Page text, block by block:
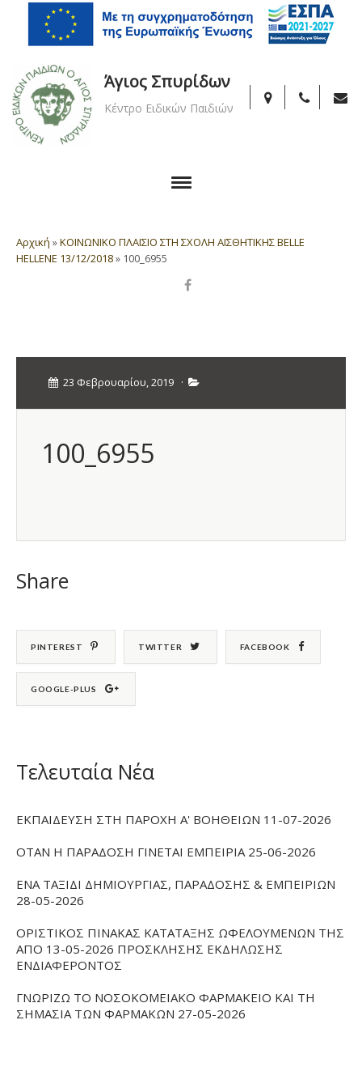
Άγιος Σπυρίδων
Κέντρο Ειδικών Παιδιών
Αρχική »ΚΟΙΝΩΝΙΚΟ ΠΛΑΙΣΙΟ ΣΤΗ ΣΧΟΛΗ ΑΙΣΘΗΤΙΚΗΣ BELLE
HELLENE 13/12/2018» 100_6955
23 Φεβρουαρίου, 2019 ·
100_6955
Share
PINTEREST TWITTER FACEBOOK
GOOGLE-PLUS
Τελευταία Νέα
ΕΚΠΑΙΔΕΥΣΗ ΣΤΗ ΠΑΡΟΧΗ Α' ΒΟΗΘΕΙΩΝ 11-07-2026
ΟΤΑΝ Η ΠΑΡΑΔΟΣΗ ΓΙΝΕΤΑΙ ΕΜΠΕΙΡΙΑ 25-06-2026
ΕΝΑ ΤΑΞΙΔΙ ΔΗΜΙΟΥΡΓΙΑΣ, ΠΑΡΑΔΟΣΗΣ & ΕΜΠΕΙΡΙΩΝ
28-05-2026
ΟΡΙΣΤΙΚΟΣ ΠΙΝΑΚΑΣ ΚΑΤΑΤΑΞΗΣ ΩΦΕΛΟΥΜΕΝΩΝ ΤΗΣ
ΑΠΟ 13-05-2026 ΠΡΟΣΚΛΗΣΗΣ ΕΚΔΗΛΩΣΗΣ
ΕΝΔΙΑΦΕΡΟΝΤΟΣ
ΓΝΩΡΙΖΩ ΤΟ ΝΟΣΟΚΟΜΕΙΑΚΟ ΦΑΡΜΑΚΕΙΟ ΚΑΙ ΤΗ
ΣΗΜΑΣΙΑ ΤΩΝ ΦΑΡΜΑΚΩΝ 27-05-2026